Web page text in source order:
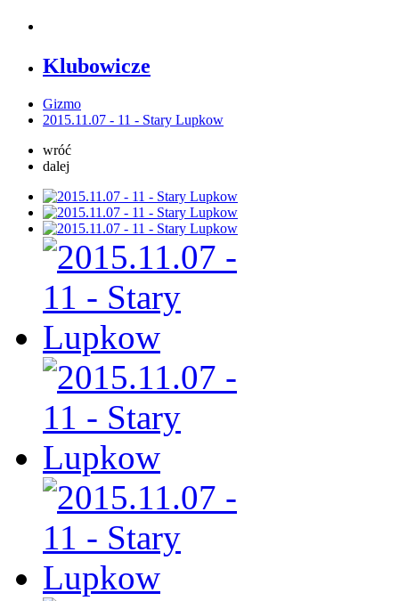
Klubowicze
Gizmo
2015.11.07 - 11 - Stary Lupkow
wróć
dalej